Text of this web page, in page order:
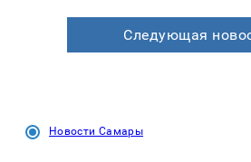
Следующая
Новости Самары